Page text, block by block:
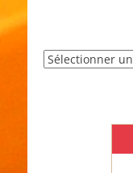
Catégories